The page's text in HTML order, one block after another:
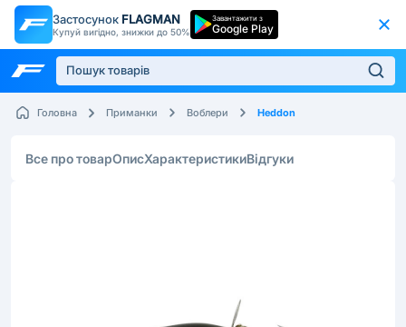
Застосунок FLAGMAN
Купуй вигідно, знижки до 50%
Завантажити з
Google Play
Головна Приманки Воблери Heddon
Все про товарОписХарактеристикиВідгуки